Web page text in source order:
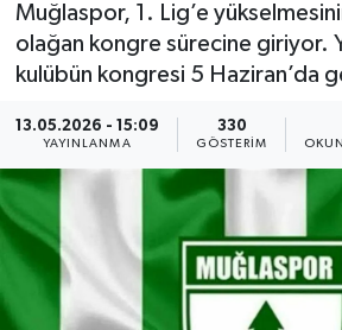
Muğlaspor, 1. Lig’e
olağan kongre sürecine giriyor.
kulübün kongresi 5 Haziran’da
13.05.2026 - 15:09
YAYINLANMA
330
GÖSTERIM
Haber Arşivi